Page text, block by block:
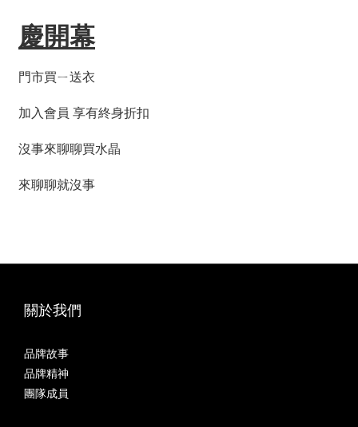
慶開幕
門市買ㄧ送衣
加入會員 享有終身折扣
沒事來聊聊買水晶
來聊聊就沒事
關於我們
品牌故事
品牌精神
團隊成員